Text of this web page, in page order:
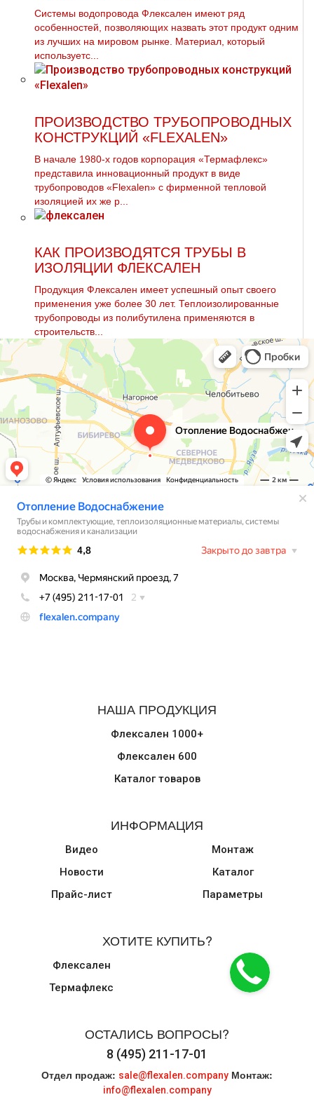
Системы водопровода Флексален имеют ряд
особенностей, позволяющих назвать этот продукт одним
из лучших на мировом рынке. Материал, который
используетс...
ПРОИЗВОДСТВО ТРУБОПРОВОДНЫХ
КОНСТРУКЦИЙ «FLEXALEN»
В начале 1980-х годов корпорация «Термафлекс»
представила инновационный продукт в виде
трубопроводов «Flexalen» с фирменной тепловой
изоляцией их же р...
КАК ПРОИЗВОДЯТСЯ ТРУБЫ В
ИЗОЛЯЦИИ ФЛЕКСАЛЕН
Продукция Флексален имеет успешный опыт своего
применения уже более 30 лет. Теплоизолированные
трубопроводы из полибутилена применяются в
строительств...
НАША ПРОДУКЦИЯ
Флексален 1000+
Флексален 600
Каталог товаров
ИНФОРМАЦИЯ
Видео
Новости
Прайс-лист
Монтаж
Каталог
Параметры
ХОТИТЕ КУПИТЬ?
Флексален
Термафлекс
ОСТАЛИСЬ ВОПРОСЫ?
8 (495) 211-17-01
Отдел продаж: sale@flexalen.company Монтаж:
info@flexalen.company